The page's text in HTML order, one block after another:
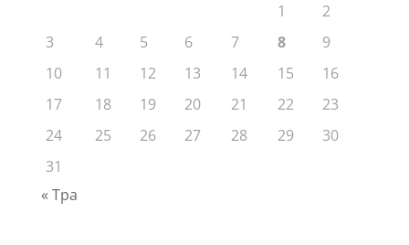
1
2
3
4 5 6 7 8
9
10
11 12 13 14 15
16
17
18 19 20 21 22
23
24
25 26 27 28 29
30
31
« Тра